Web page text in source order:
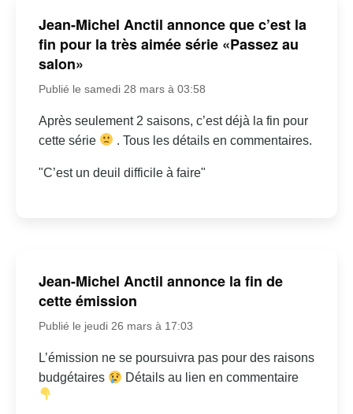
Jean-Michel Anctil annonce que c’est la
fin pour la très aimée série «Passez au
salon»
Publié le samedi 28 mars à 03:58
Après seulement 2 saisons, c’est déjà la fin pour
cette série
. Tous les détails en commentaires.
"C’est un deuil difficile à faire"
Jean-Michel Anctil annonce la fin de
cette émission
Publié le jeudi 26 mars à 17:03
L’émission ne se poursuivra pas pour des raisons
budgétaires
Détails au lien en commentaire